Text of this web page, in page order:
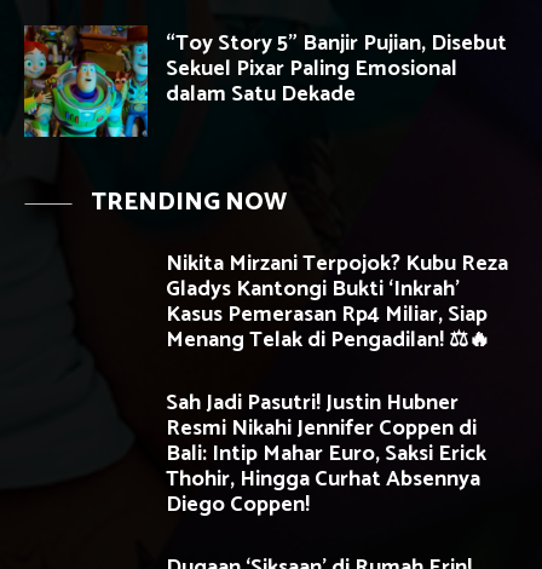
“Toy Story 5” Banjir Pujian, Disebut
Sekuel Pixar Paling Emosional
dalam Satu Dekade
TRENDING NOW
Nikita Mirzani Terpojok? Kubu Reza
Gladys Kantongi Bukti ‘Inkrah’
Kasus Pemerasan Rp4 Miliar, Siap
Menang Telak di Pengadilan! ⚖️🔥
Sah Jadi Pasutri! Justin Hubner
Resmi Nikahi Jennifer Coppen di
Bali: Intip Mahar Euro, Saksi Erick
Thohir, Hingga Curhat Absennya
Diego Coppen!